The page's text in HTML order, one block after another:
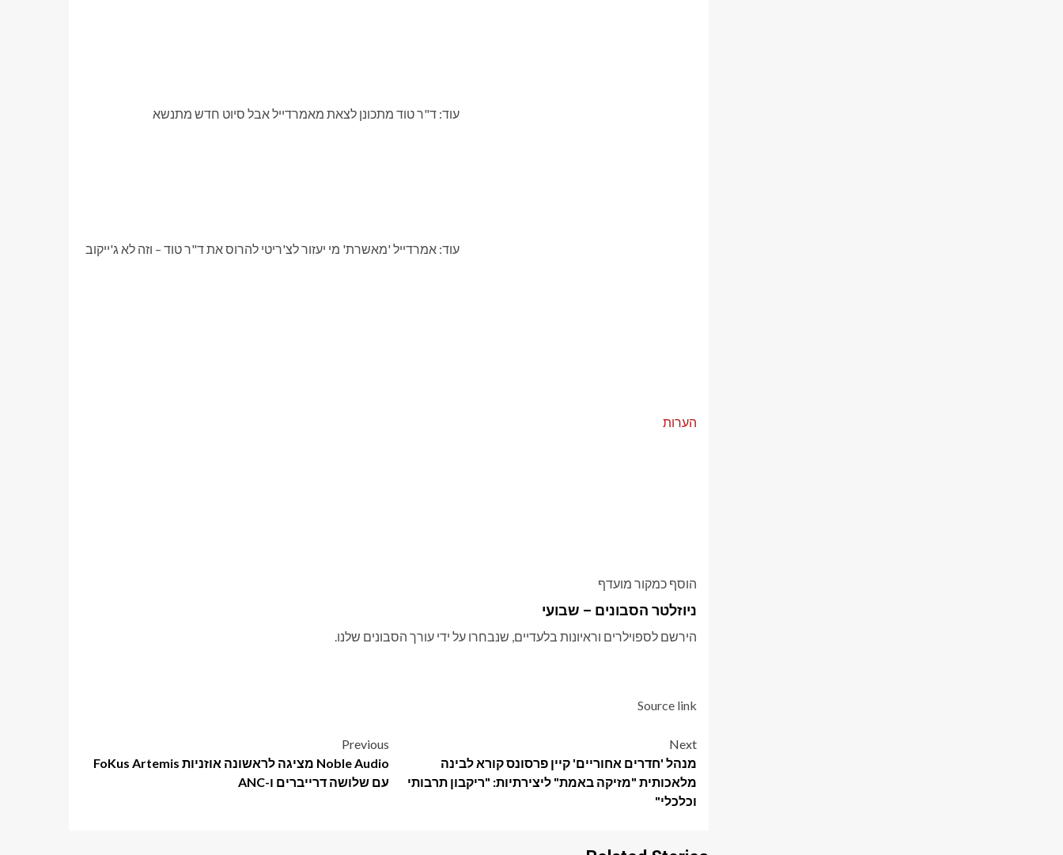
עוד: ד"ר טוד מתכונן לצאת מאמרדייל אבל סיוט חדש מתנשא
עוד: אמרדייל 'מאשרת' מי יעזור לצ'ריטי להרוס את ד"ר טוד – וזה לא ג'ייקוב
הערות
הוסף כמקור מועדף
ניוזלטר הסבונים – שבועי
הירשם לספוילרים וראיונות בלעדיים, שנבחרו על ידי עורך הסבונים שלנו.
Source link
Post
navigation
Previous
Noble Audio מציגה לראשונה אוזניות FoKus Artemis
עם שלושה דרייברים ו-ANC
Next
מנהל 'חדרים אחוריים' קיין פרסונס קורא לבינה
מלאכותית "מזיקה באמת" ליצירתיות: "ריקבון תרבותי
וכלכלי"